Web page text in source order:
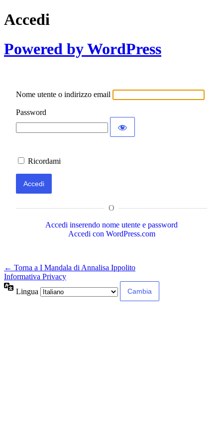
Accedi
Powered by WordPress
Nome utente o indirizzo email
Password
Ricordami
O
Accedi inserendo nome utente e password
Accedi con WordPress.com
← Torna a I Mandala di Annalisa Ippolito
Informativa Privacy
Lingua